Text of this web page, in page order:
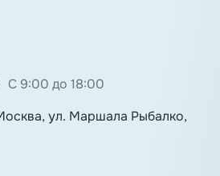
С 9:00 до 18:00
ул. Маршала Рыбалко,